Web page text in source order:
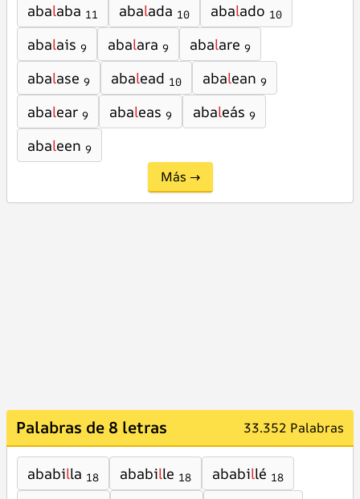
abalaba 11 abalada 10 abalado 10
abalais 9 abalara 9 abalare 9
abalase 9 abalead 10 abalean 9
abalear 9 abaleas 9 abaleás 9
abaleen 9
Más →
Palabras de 8 letras 33.352 Palabras
ababilla 18 ababille 18 ababillé 18